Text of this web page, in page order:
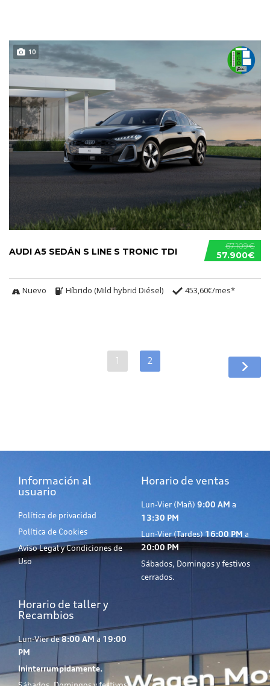
10
67.109€
57.900€
AUDI A5 SEDÁN S LINE S TRONIC TDI
Nuevo Híbrido (Mild hybrid Diésel) 453,60€/mes*
1 2
Información al
usuario
Política de privacidad
Política de Cookies
Aviso Legal y Condiciones de
Uso
Horario de ventas
Lun-Vier (Mañ) 9:00 AM a
13:30 PM
Lun-Vier (Tardes) 16:00 PM a
20:00 PM
Sábados, Domingos y festivos
cerrados.
Horario de taller y
Recambios
Lun-Vier de8:00 AM a 19:00
PM
Ininterrumpidamente.